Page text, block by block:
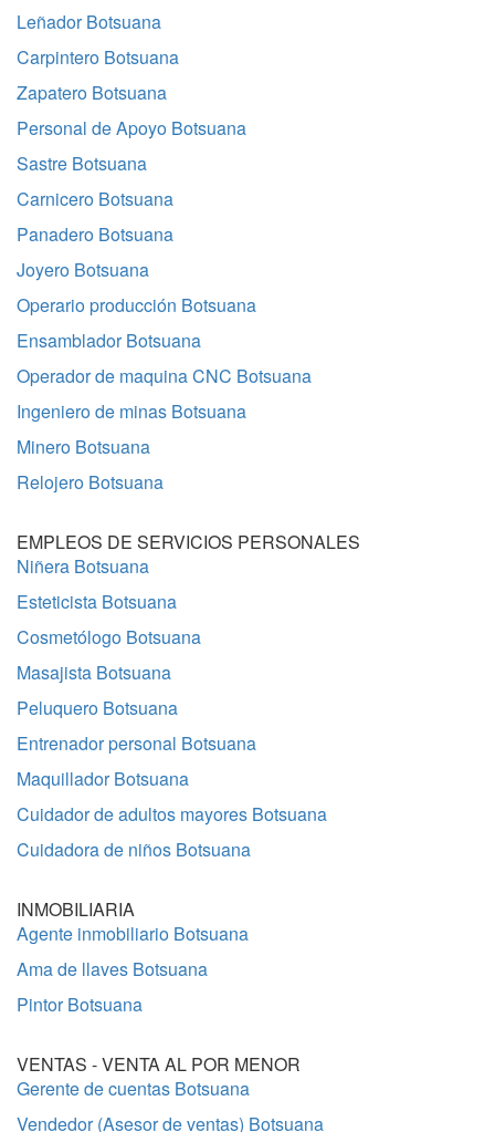
Leñador Botsuana
Carpintero Botsuana
Zapatero Botsuana
Personal de Apoyo Botsuana
Sastre Botsuana
Carnicero Botsuana
Panadero Botsuana
Joyero Botsuana
Operario producción Botsuana
Ensamblador Botsuana
Operador de maquina CNC Botsuana
Ingeniero de minas Botsuana
Minero Botsuana
Relojero Botsuana
EMPLEOS DE SERVICIOS PERSONALES
Niñera Botsuana
Esteticista Botsuana
Cosmetólogo Botsuana
Masajista Botsuana
Peluquero Botsuana
Entrenador personal Botsuana
Maquillador Botsuana
Cuidador de adultos mayores Botsuana
Cuidadora de niños Botsuana
INMOBILIARIA
Agente inmobiliario Botsuana
Ama de llaves Botsuana
Pintor Botsuana
VENTAS - VENTA AL POR MENOR
Gerente de cuentas Botsuana
Vendedor (Asesor de ventas) Botsuana